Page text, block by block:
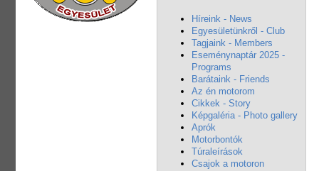
Híreink - News
Egyesületünkről - Club
Tagjaink - Members
Eseménynaptár 2025 -
Programs
Barátaink - Friends
Az én motorom
Cikkek - Story
Képgaléria - Photo gallery
Aprók
Motorbontók
Túraleírások
Csajok a motoron